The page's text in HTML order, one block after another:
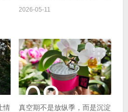
2026-05-11
情
真空期不是放纵季，而是沉淀